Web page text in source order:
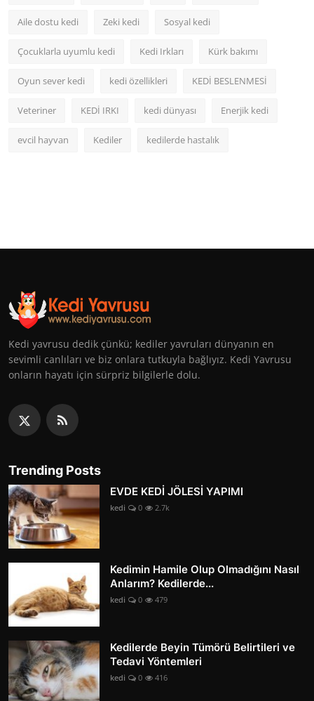
Aile dostu kedi Zeki kedi Sosyal kedi
Çocuklarla uyumlu kedi Kedi Irkları Kürk bakımı
Oyun sever kedi kedi özellikleri KEDİ BESLENMESİ
Veteriner KEDİ IRKI kedi dünyası Enerjik kedi
evcil hayvan Kediler kedilerde hastalık
Kedi yavrusu dedik çünkü; kediler yavruları dünyanın en
sevimli canlıları ve biz onlara tutkuyla bağlıyız. Kedi Yavrusu
onların hayatı için sürpriz bilgilerle dolu.
Trending Posts
EVDE KEDİ JÖLESİ YAPIMI
kedi 0 2.7k
Kedimin Hamile Olup Olmadığını Nasıl
Anlarım? Kedilerde...
kedi 0 479
Kedilerde Beyin Tümörü Belirtileri ve
Tedavi Yöntemleri
kedi 0 416